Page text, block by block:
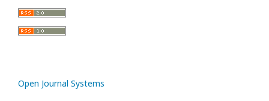
Open Journal Systems